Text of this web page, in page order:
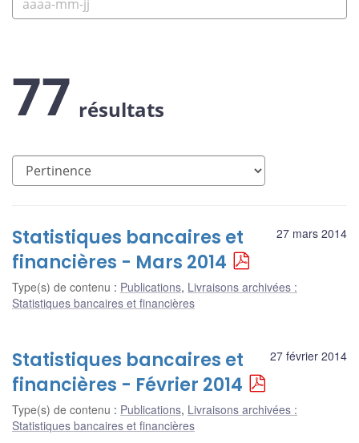
77 résultats
27 mars 2014
Statistiques bancaires et
financières - Mars 2014
Type(s) de contenu : Publications, Livraisons archivées :
Statistiques bancaires et financières
27 février 2014
Statistiques bancaires et
financières - Février 2014
Type(s) de contenu : Publications, Livraisons archivées :
Statistiques bancaires et financières